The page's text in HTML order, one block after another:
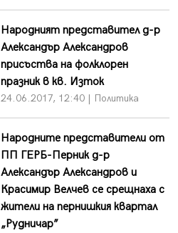
Народният представител д-р
Александър Александров
присъства на фолклорен
празник в кв. Изток
24.06.2017, 12:40 | Политика
Народните представители от
ПП ГЕРБ-Перник д-р
Александър Александров и
Красимир Велчев се срещнаха с
жители на пернишкия квартал
„Рудничар”